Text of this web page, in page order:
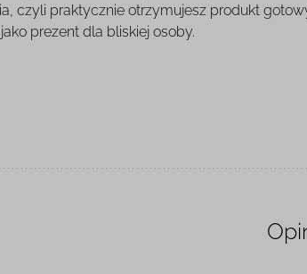
czyli praktycznie otrzymujesz produkt
prezent dla bliskiej osoby.